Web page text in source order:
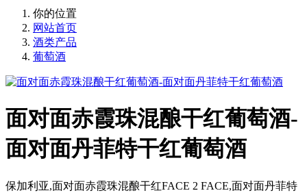
你的位置
网站首页
酒类产品
葡萄酒
面对面赤霞珠混酿干红葡萄酒-
面对面丹菲特干红葡萄酒
保加利亚,面对面赤霞珠混酿干红FACE 2 FACE,面对面丹菲特